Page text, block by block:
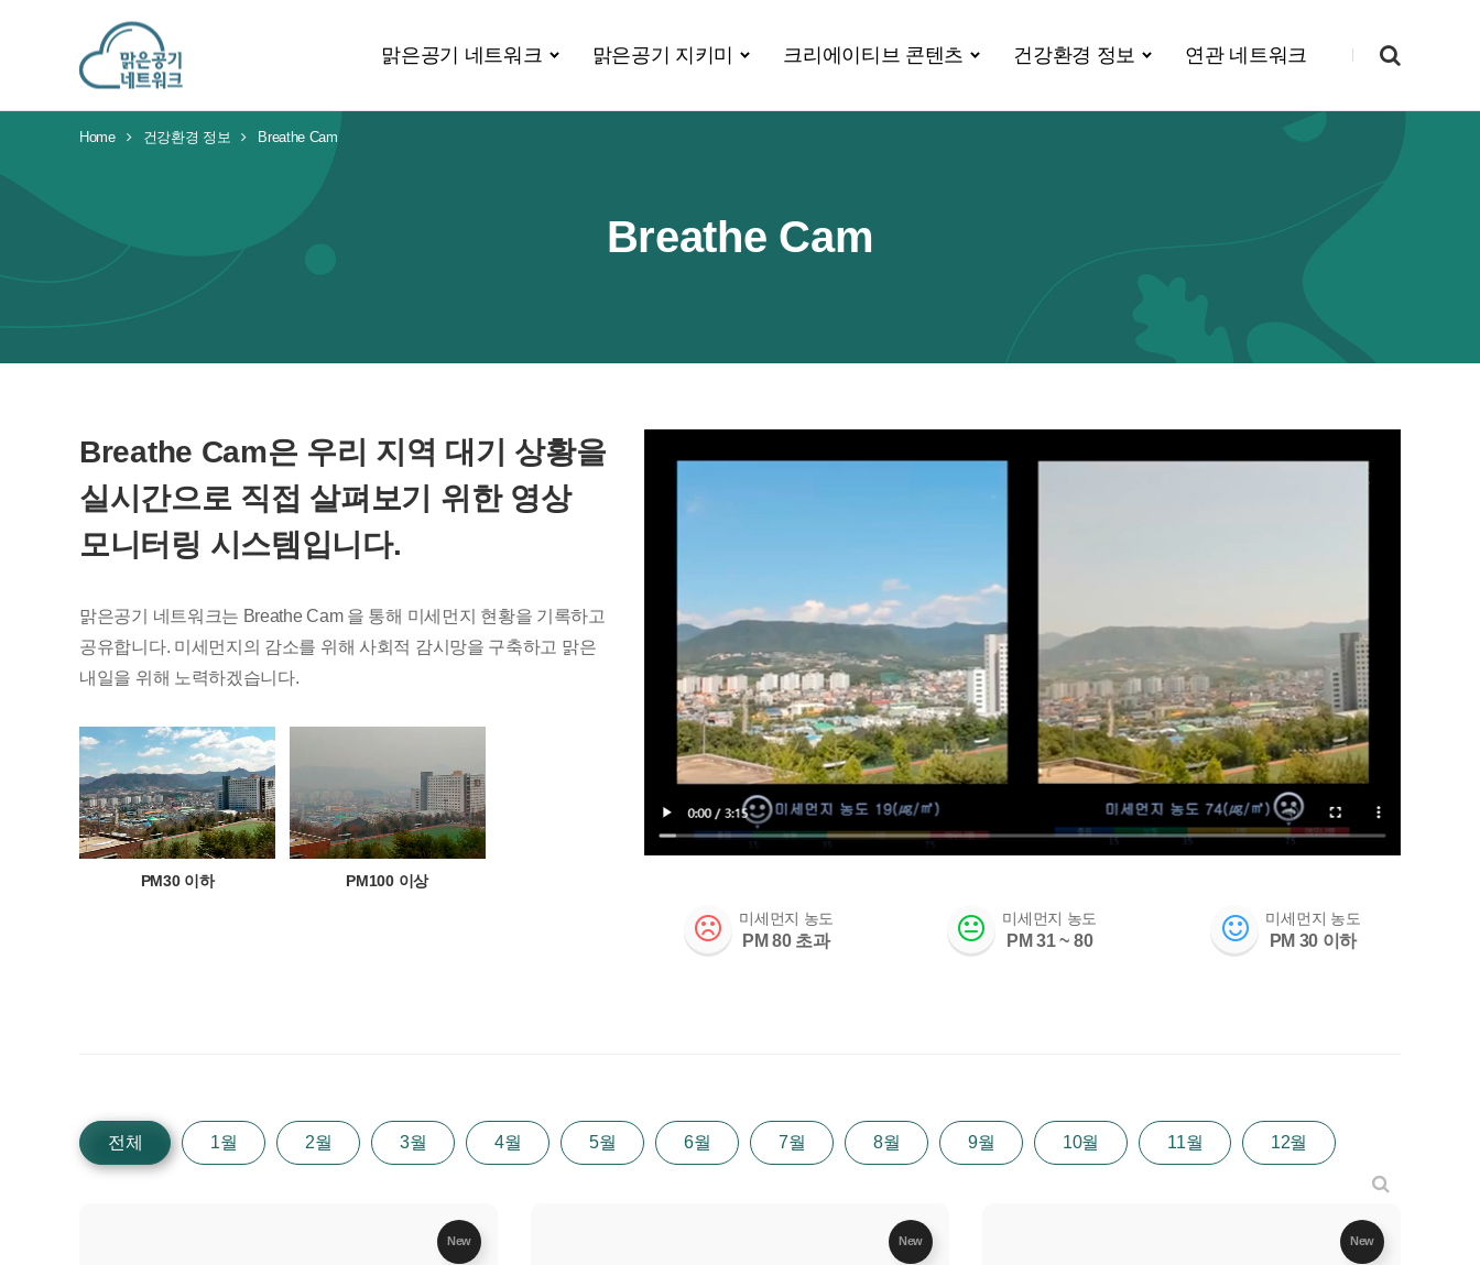
맑은공기 네트워크 맑은공기 지키미 크리에이티브 콘텐츠 건강환경 정보 연관 네트워크
Home 건강환경 정보 Breathe Cam
Breathe Cam
Breathe Cam은 우리 지역 대기 상황을
실시간으로 직접 살펴보기 위한 영상
모니터링 시스템입니다.
맑은공기 네트워크는 Breathe Cam 을 통해 미세먼지 현황을 기록하고
공유합니다. 미세먼지의 감소를 위해 사회적 감시망을 구축하고 맑은
내일을 위해 노력하겠습니다.
PM30 이하 PM100 이상
미세먼지 농도
PM 80 초과
미세먼지 농도
PM 31 ~ 80
미세먼지 농도
PM 30 이하
전체 1월 2월 3월 4월 5월 6월 7월 8월 9월 10월 11월 12월
New New New